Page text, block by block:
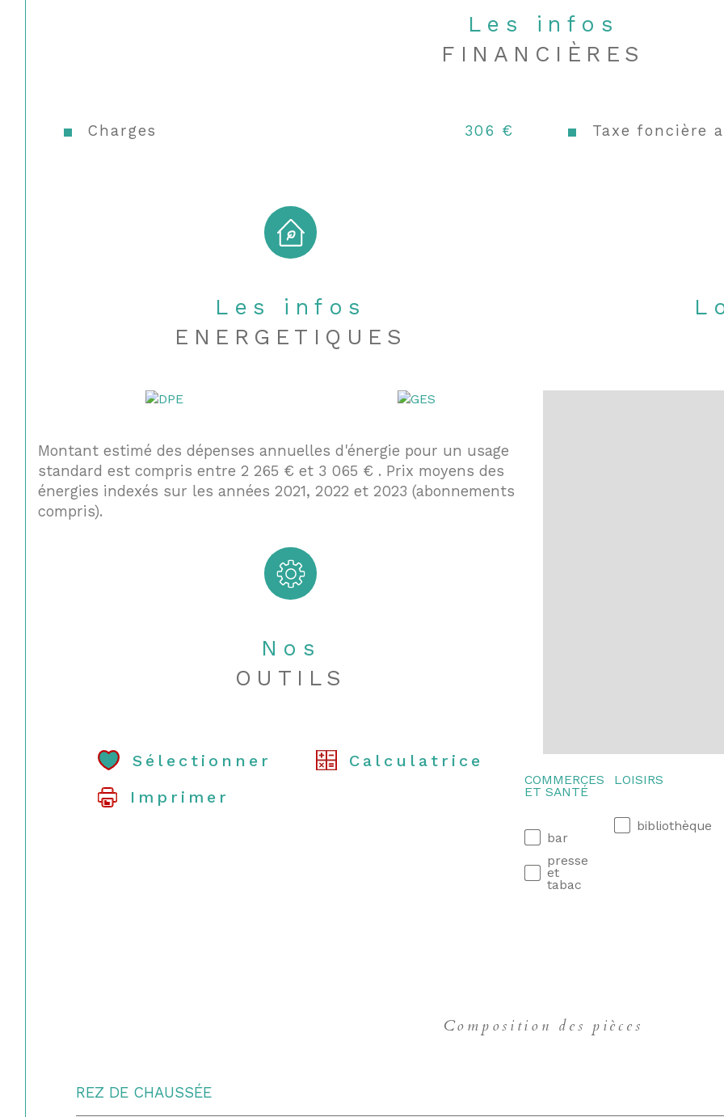
Les infos
FINANCIÈRES
Charges 306 € Taxe foncière
Les infos
ENERGETIQUES
Montant estimé des dépenses annuelles d'énergie pour un usage
standard est compris entre 2 265 € et 3 065 € . Prix moyens des
énergies indexés sur les années 2021, 2022 et 2023 (abonnements
compris).
Nos
OUTILS
Sélectionner
Calculatrice
Imprimer
COMMERCES
ET SANTÉ
bar
presse
et
tabac
LOISIRS
bibliothèque
Composition des pièces
REZ DE CHAUSSÉE